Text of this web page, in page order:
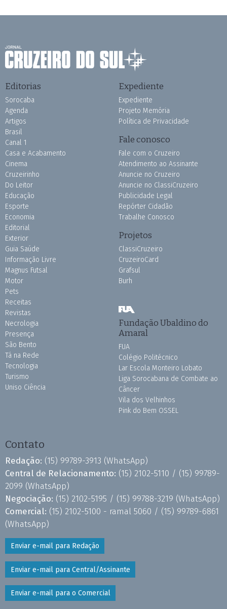
Editorias
Sorocaba
Agenda
Artigos
Brasil
Canal 1
Casa e Acabamento
Cinema
Cruzeirinho
Do Leitor
Educação
Esporte
Economia
Editorial
Exterior
Guia Saúde
Informação Livre
Magnus Futsal
Motor
Pets
Receitas
Revistas
Necrologia
Presença
São Bento
Tá na Rede
Tecnologia
Turismo
Uniso Ciência
Expediente
Expediente
Projeto Memória
Política de Privacidade
Fale conosco
Fale com o Cruzeiro
Atendimento ao Assinante
Anuncie no Cruzeiro
Anuncie no ClassiCruzeiro
Publicidade Legal
Repórter Cidadão
Trabalhe Conosco
Projetos
ClassiCruzeiro
CruzeiroCard
Grafsul
Burh
Fundação Ubaldino do
Amaral
FUA
Colégio Politécnico
Lar Escola Monteiro Lobato
Liga Sorocabana de Combate ao
Câncer
Vila dos Velhinhos
Pink do Bem OSSEL
Contato
Redação: (15) 99789-3913 (WhatsApp)
Central de Relacionamento: (15) 2102-5110 / (15) 99789-
2099 (WhatsApp)
Negociação: (15) 2102-5195 / (15) 99788-3219 (WhatsApp)
Comercial: (15) 2102-5100 - ramal 5060 / (15) 99789-6861
(WhatsApp)
Enviar e-mail para Redação
Enviar e-mail para Central/Assinante
Enviar e-mail para o Comercial